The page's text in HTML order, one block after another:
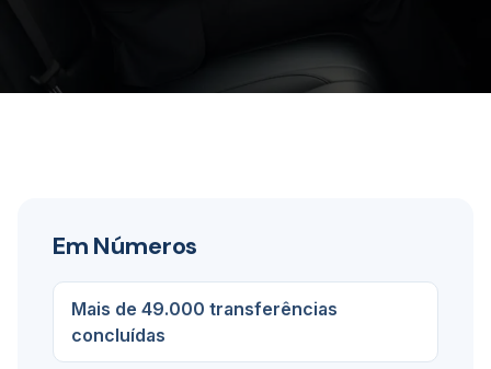
Em Números
Mais de 49.000 transferências
concluídas